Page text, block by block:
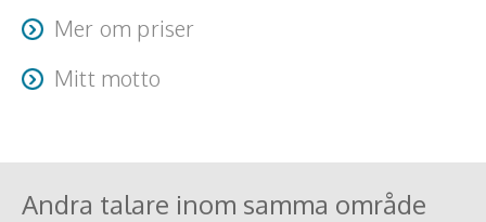
Mer om priser
Resa + logi tillkommer
Mitt motto
Andra talare inom samma område